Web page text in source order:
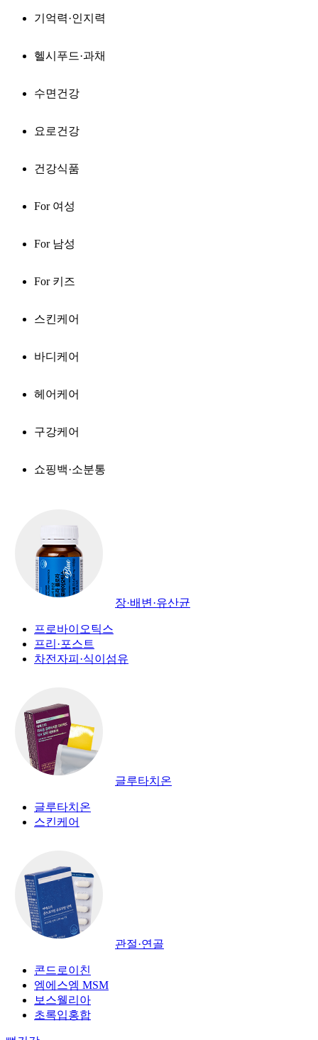
기억력·인지력
헬시푸드·과채
수면건강
요로건강
건강식품
For 여성
For 남성
For 키즈
스킨케어
바디케어
헤어케어
구강케어
쇼핑백·소분통
장·배변·유산균
프로바이오틱스
프리·포스트
차전자피·식이섬유
글루타치온
글루타치온
스킨케어
관절·연골
콘드로이친
엠에스엠 MSM
보스웰리아
초록입홍합